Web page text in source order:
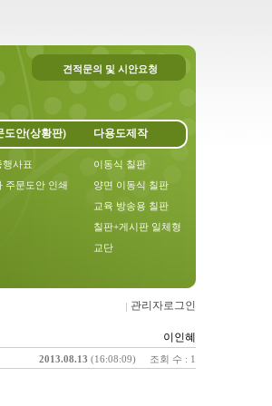
견적문의 및 시안요청
도안(상황판)
행사표
주문도안 인쇄
다용도제작
이동식 칠판
양면 이동식 칠판
교육 방송용 칠판
칠판+게시판 일체형
교단
관리자로그인
이인혜
조회 수 : 1
2013.08.13 (16:08:09)